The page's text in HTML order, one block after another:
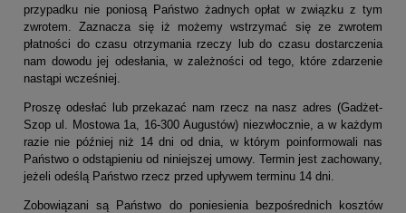
przypadku nie poniosą Państwo żadnych opłat w związku z tym
zwrotem. Zaznacza się iż możemy wstrzymać się ze zwrotem
płatności do czasu otrzymania rzeczy lub do czasu dostarczenia
nam dowodu jej odesłania, w zależności od tego, które zdarzenie
nastąpi wcześniej.
Proszę odesłać lub przekazać nam rzecz na nasz adres (Gadżet-
Szop ul. Mostowa 1a, 16-300 Augustów) niezwłocznie, a w każdym
razie nie później niż 14 dni od dnia, w którym poinformowali nas
Państwo o odstąpieniu od niniejszej umowy. Termin jest zachowany,
jeżeli odeślą Państwo rzecz przed upływem terminu 14 dni.
Zobowiązani są Państwo do poniesienia bezpośrednich kosztów